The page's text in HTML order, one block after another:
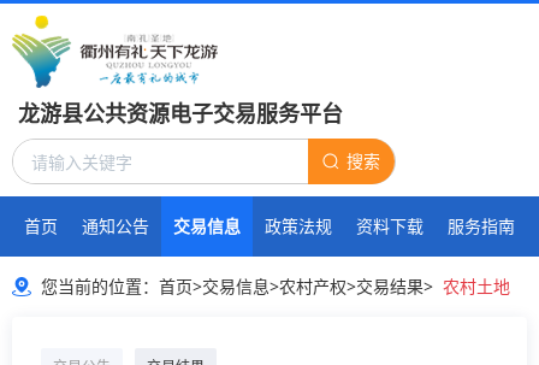
龙游县公共资源电子交易服务平台
搜索
首页 通知公告 交易信息 政策法规 资料下载 服务指南
您当前的位置： 首页>交易信息>农村产权>交易结果> 农村土地